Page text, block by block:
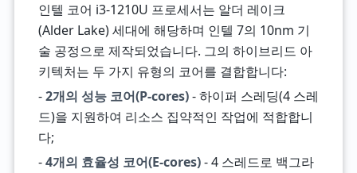
인텔 코어 i3-1210U 프로세서는 알더 레이크
(Alder Lake) 세대에 해당하며 인텔 7의 10nm 기
술 공정으로 제작되었습니다. 그의 하이브리드 아
키텍처는 두 가지 유형의 코어를 결합합니다:
-2개의 성능 코어(P-cores)- 하이퍼 스레딩(4 스레
드)을 지원하여 리소스 집약적인 작업에 적합합니
다;
-4개의 효율성 코어(E-cores)- 4 스레드로 백그라